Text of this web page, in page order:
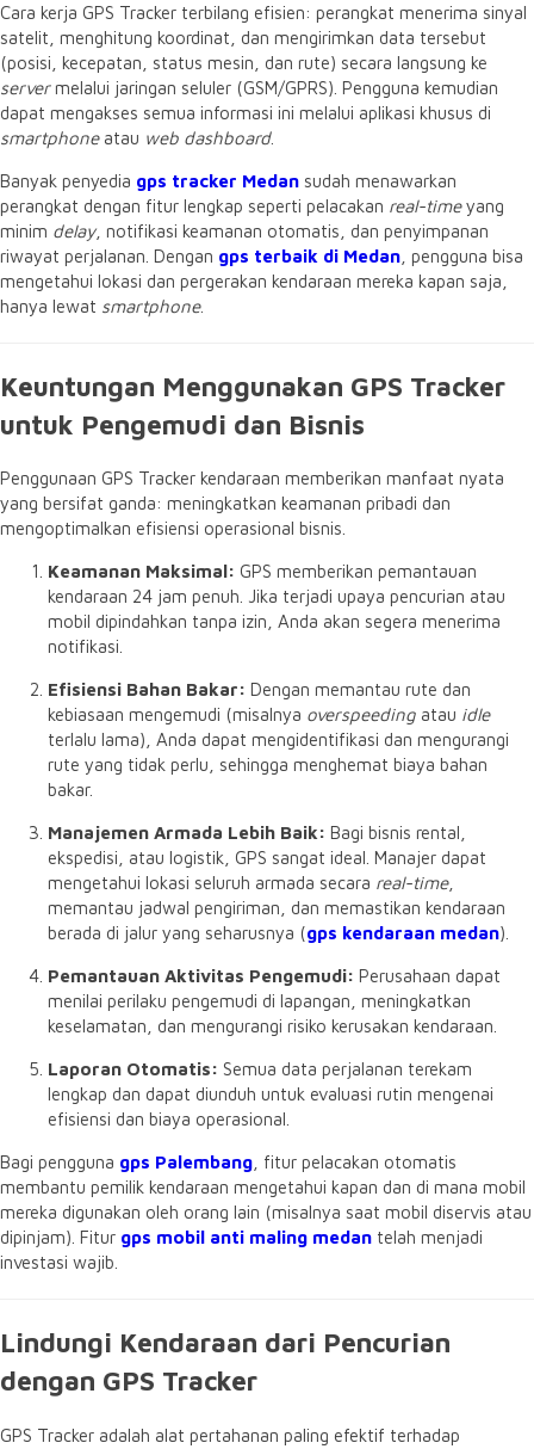
Cara kerja GPS Tracker terbilang efisien: perangkat menerima sinyal
satelit, menghitung koordinat,
dan mengirimkan data tersebut
(posisi, kecepatan, status mesin,
dan rute) secara langsung ke
servermelalui jaringan seluler (GSM/GPRS). Pengguna kemudian
dapat mengakses semua informasi ini melalui aplikasi khusus di
smartphoneatau web dashboard.
Banyak penyedia gps tracker Medan sudah menawarkan
perangkat dengan fitur lengkap seperti pelacakan real-timeyang
minim delay, notifikasi keamanan otomatis,
dan penyimpanan
riwayat perjalanan. Dengan gps terbaik di Medan pengguna bisa
mengetahui lokasi dan pergerakan kendaraan mereka kapan saja,
hanya lewat smartphone.
Keuntungan Menggunakan GPS Tracker
untuk Pengemudi dan Bisnis
Penggunaan GPS Tracker kendaraan memberikan manfaat nyata
yang bersifat ganda: meningkatkan keamanan pribadi dan
mengoptimalkan efisiensi operasional bisnis.
Keamanan Maksimal: GPS memberikan pemantauan
kendaraan 24 jam penuh. Jika terjadi upaya pencurian atau
mobil dipindahkan tanpa izin, Anda akan segera menerima
notifikasi.
Efisiensi Bahan Bakar: Dengan memantau rute dan
kebiasaan mengemudi (misalnya overspeeding atau idle
terlalu lama), Anda dapat mengidentifikasi dan mengurangi
rute yang tidak perlu, sehingga menghemat biaya bahan
bakar.
Manajemen Armada Lebih Baik: Bagi bisnis rental,
ekspedisi, atau logistik, GPS sangat ideal. Manajer dapat
mengetahui lokasi seluruh armada secara real-time,
memantau jadwal pengiriman, dan memastikan kendaraan
berada di jalur yang seharusnya (gps kendaraan medan).
Pemantauan Aktivitas Pengemudi: Perusahaan dapat
menilai perilaku pengemudi di lapangan, meningkatkan
keselamatan, dan mengurangi risiko kerusakan kendaraan.
Laporan Otomatis: Semua data perjalanan terekam
lengkap dan dapat diunduh untuk evaluasi rutin mengenai
efisiensi dan biaya operasional.
Bagi pengguna gps Palembang, fitur pelacakan otomatis
membantu pemilik kendaraan mengetahui kapan dan di mana mobil
mereka digunakan oleh orang lain (misalnya saat mobil diservis atau
dipinjam). Fitur gps mobil anti maling medan telah menjadi
investasi wajib.
Lindungi Kendaraan dari Pencurian
dengan GPS Tracker
GPS Tracker adalah alat pertahanan paling efektif terhadap